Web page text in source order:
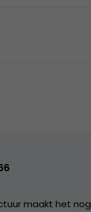
maakt het nog